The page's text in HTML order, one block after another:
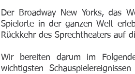
Der Broadway New Yorks, das
Spielorte in der ganzen Welt
Rückkehr des Sprechtheaters auf
Wir bereiten darum im
wichtigsten